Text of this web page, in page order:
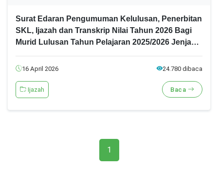
Surat Edaran Pengumuman Kelulusan, Penerbitan
SKL, Ijazah dan Transkrip Nilai Tahun 2026 Bagi
Murid Lulusan Tahun Pelajaran 2025/2026 Jenjang
16 April 2026 24.780 dibaca
Ijazah Baca
1